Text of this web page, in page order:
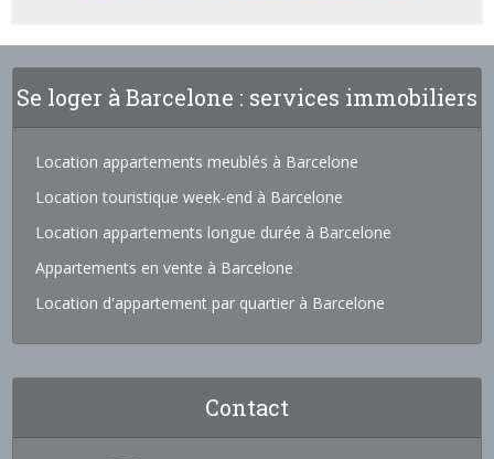
Se loger à Barcelone : services immobiliers
Location appartements meublés à Barcelone
Location touristique week-end à Barcelone
Location appartements longue durée à Barcelone
Appartements en vente à Barcelone
Location d'appartement par quartier à Barcelone
Contact